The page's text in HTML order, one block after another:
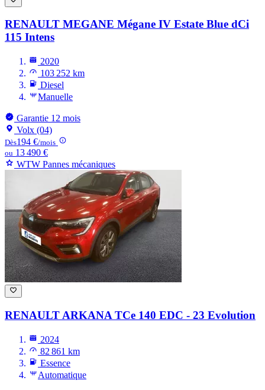
RENAULT MEGANE Mégane IV Estate Blue dCi
115 Intens
2020
103 252 km
Diesel
Manuelle
Garantie 12 mois
Volx (04)
Dès194 €/mois
ou 13 490 €
WTW Pannes mécaniques
RENAULT ARKANA TCe 140 EDC - 23 Evolution
2024
82 861 km
Essence
Automatique